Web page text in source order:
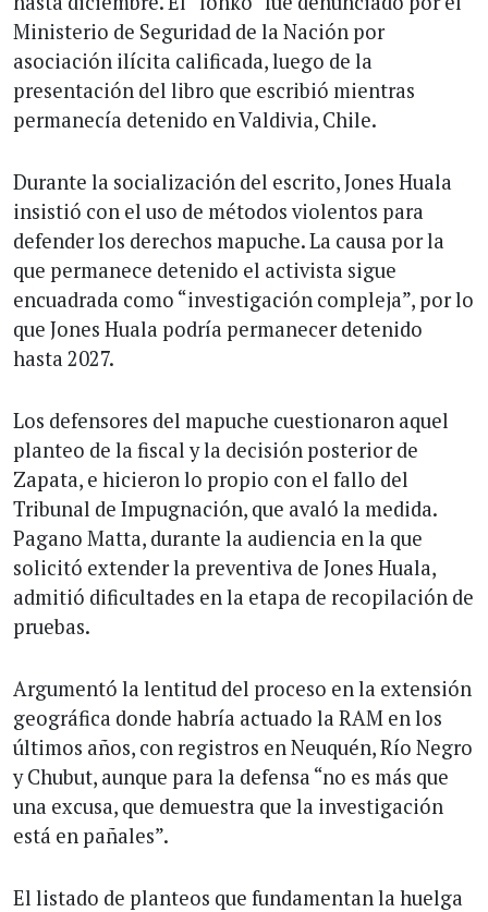
Ministerio de Seguridad de la Nación por
asociación ilícita calificada, luego de la
presentación del libro que escribió mientras
permanecía detenido en Valdivia, Chile.
Durante la socialización del escrito, Jones Huala
insistió con el uso de métodos violentos para
defender los derechos mapuche. La causa por la
que permanece detenido el activista sigue
encuadrada como “investigación compleja”, por lo
que Jones Huala podría permanecer detenido
hasta 2027.
Los defensores del mapuche cuestionaron aquel
planteo de la fiscal y la decisión posterior de
Zapata, e hicieron lo propio con el fallo del
Tribunal de Impugnación, que avaló la medida.
Pagano Matta, durante la audiencia en la que
solicitó extender la preventiva de Jones Huala,
admitió dificultades en la etapa de recopilación de
pruebas.
Argumentó la lentitud del proceso en la extensión
geográfica donde habría actuado la RAM en los
últimos años, con registros en Neuquén, Río Negro
y Chubut, aunque para la defensa “no es más que
una excusa, que demuestra que la investigación
está en pañales”.
El listado de planteos que fundamentan la huelga